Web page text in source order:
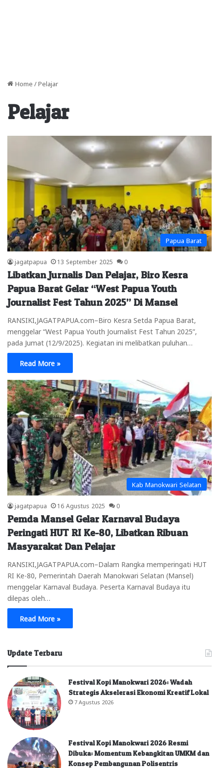
Home / Pelajar
Pelajar
Papua Barat
jagatpapua 13 September 2025 0
Libatkan Jurnalis Dan Pelajar, Biro Kesra
Papua Barat Gelar “West Papua Youth
Journalist Fest Tahun 2025” Di Mansel
RANSIKI,JAGATPAPUA.com–Biro Kesra Setda Papua Barat,
menggelar “West Papua Youth Journalist Fest Tahun 2025”,
pada Jumat (12/9/2025). Kegiatan ini melibatkan puluhan…
Read More »
Kab Manokwari Selatan
jagatpapua 16 Agustus 2025 0
Pemda Mansel Gelar Karnaval Budaya
Peringati HUT RI Ke-80, Libatkan Ribuan
Masyarakat Dan Pelajar
RANSIKI,JAGATPAPUA.com–Dalam Rangka memperingati HUT
RI Ke-80, Pemerintah Daerah Manokwari Selatan (Mansel)
menggelar Karnaval Budaya. Peserta Karnaval Budaya itu
dilepas oleh…
Read More »
Update Terbaru
Festival Kopi Manokwari 2026: Wadah
Strategis Akselerasi Ekonomi Kreatif Lokal
7 Agustus 2026
Festival Kopi Manokwari 2026 Resmi
Dibuka: Momentum Kebangkitan UMKM dan
Konsep Pembangunan Polisentris